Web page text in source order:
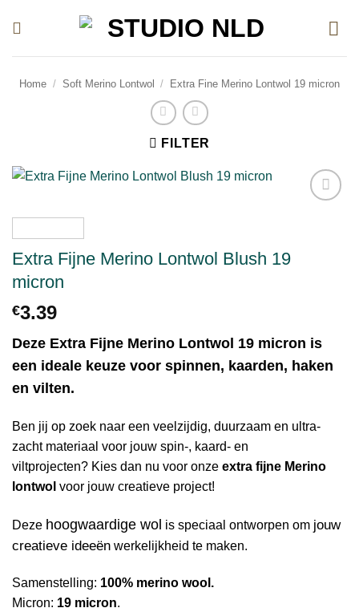
Home / Soft Merino Lontwol / Extra Fine Merino Lontwol 19 micron
FILTER
Extra Fijne Merino Lontwol Blush 19
micron
€3.39
Deze Extra Fijne Merino Lontwol 19 micron is
een ideale keuze voor spinnen, kaarden, haken
en vilten.
Ben jij op zoek naar een veelzijdig, duurzaam en ultra-
zacht materiaal voor jouw spin-, kaard- en
viltprojecten? Kies dan nu voor onze extra fijne Merino
lontwol voor jouw creatieve project!
Deze hoogwaardige wol is speciaal ontworpen om jouw
creatieve ideeën werkelijkheid te maken.
Samenstelling: 100% merino wool.
Micron: 19 micron.